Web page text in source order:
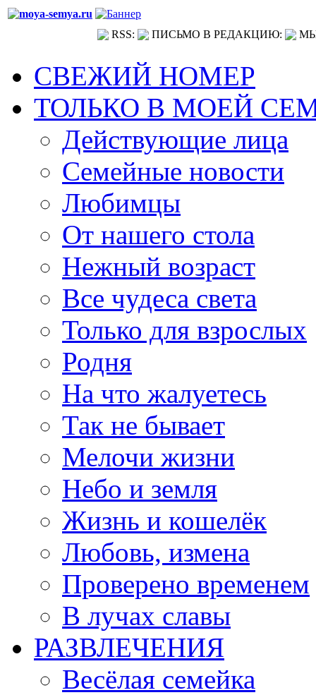
RSS: ПИСЬМО В РЕДАКЦИЮ:
СВЕЖИЙ НОМЕР
ТОЛЬКО В МОЕЙ
Действующие лица
Семейные новости
Любимцы
От нашего стола
Нежный возраст
Все чудеса света
Только для взрослых
Родня
На что жалуетесь
Так не бывает
Мелочи жизни
Небо и земля
Жизнь и кошелёк
Любовь, измена
Проверено временем
В лучах славы
РАЗВЛЕЧЕНИЯ
Весёлая семейка